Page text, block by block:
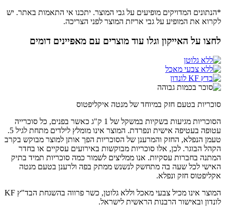
*הנתונים המדויקים מופיעים על גבי המוצר. יתכנו אי התאמות באתר. יש
לקרוא את המופיע על גבי אריזת המוצר לפני הצריכה.
לחצו על האייקון וגלו עוד מוצרים עם מאפיינים דומים
סוכריות בטעם חזק במיוחד של מנטה איקליפטוס
הסוכריות מגיעות בשקיות במשקל של 1 ק"ג כאשר בפנים, כל סוכרייה
עטופה בעטיפה אישית ונפרדת. המוצר אינו מומלץ לילדים מתחת לגיל 5.
טעמן הנפלא, החזק והמרענן של הסוכריות הפך אותן למוצר מבוקש בקרב
הקהל הבוגר. לכן, אלו סוכריות מבוקשות באירועים עסקיים או בחדר
המתנה בחברות עסקיות. אנו ממליצים לשמור כמה סוכריות תמיד בתיק
האישי לכל שעה בה מתחשק לנשנש ממתק בפה ולרענן בטעם מנטה
אקליפטוס חזק ונפלא.
המוצר אינו מכיל צבעי מאכל וללא גלוטן, כשר פרווה בהשגחת הבד"ץ KF
לונדון ובאישור הרבנות הראשית לישראל.